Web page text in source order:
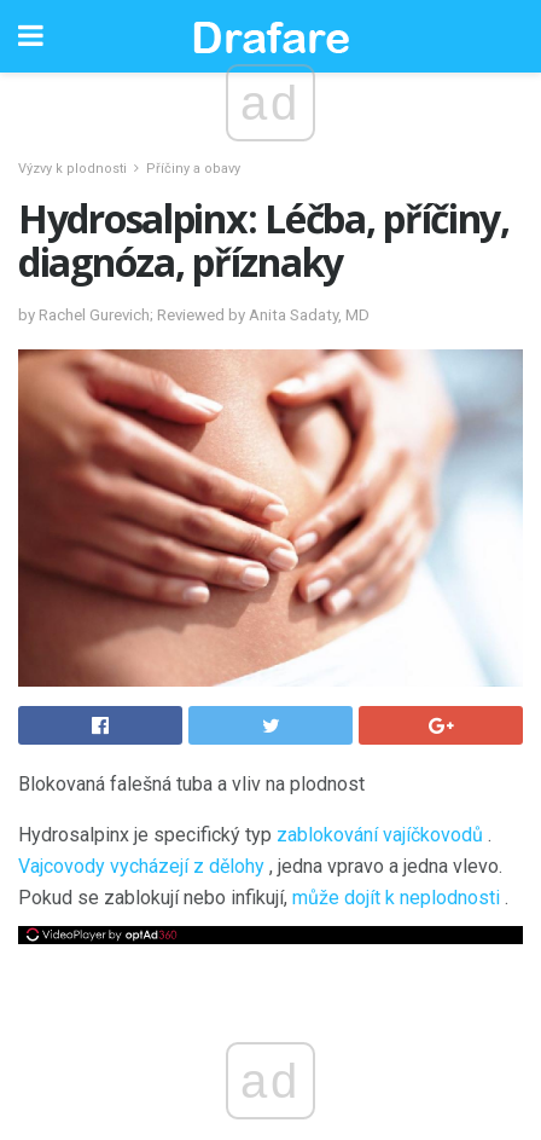
ad
Výzvy k plodnosti Příčiny a obavy
Hydrosalpinx: Léčba, příčiny,
diagnóza, příznaky
by Rachel Gurevich; Reviewed by Anita Sadaty, MD
Blokovaná falešná tuba a vliv na plodnost
Hydrosalpinx je specifický typ zablokování vajíčkovodů .
Vajcovody vycházejí z dělohy , jedna vpravo a jedna vlevo.
Pokud se zablokují nebo infikují, může dojít k neplodnosti .
ad